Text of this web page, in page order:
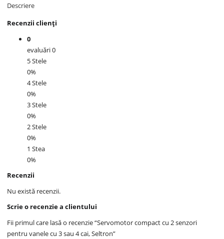
Descriere
Recenzii clienți
0
evaluări 0
5 Stele
0%
4 Stele
0%
3 Stele
0%
2 Stele
0%
1 Stea
0%
Recenzii
Nu există recenzii.
Scrie o recenzie a clientului
Fii primul care lasă o recenzie “Servomotor compact cu 2 senzori
pentru vanele cu 3 sau 4 cai, Seltron”